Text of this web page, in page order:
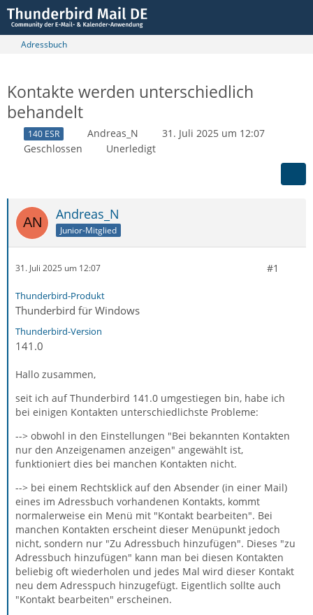
Adressbuch
Kontakte werden unterschiedlich
behandelt
140 ESR Andreas_N
31. Juli 2025 um 12:07
Geschlossen
Unerledigt
Andreas_N
Junior-Mitglied
31. Juli 2025 um 12:07 #1
Thunderbird-Produkt
Thunderbird für Windows
Thunderbird-Version
141.0
Hallo zusammen,
seit ich auf Thunderbird 141.0 umgestiegen bin, habe ich
bei einigen Kontakten unterschiedlichste Probleme:
--> obwohl in den Einstellungen "Bei bekannten Kontakten
nur den Anzeigenamen anzeigen" angewählt ist,
funktioniert dies bei manchen Kontakten nicht.
--> bei einem Rechtsklick auf den Absender (in einer Mail)
eines im Adressbuch vorhandenen Kontakts, kommt
normalerweise ein Menü mit "Kontakt bearbeiten". Bei
manchen Kontakten erscheint dieser Menüpunkt jedoch
nicht, sondern nur "Zu Adressbuch hinzufügen". Dieses "zu
Adressbuch hinzufügen" kann man bei diesen Kontakten
beliebig oft wiederholen und jedes Mal wird dieser Kontakt
neu dem Adresspuch hinzugefügt. Eigentlich sollte auch
"Kontakt bearbeiten" erscheinen.